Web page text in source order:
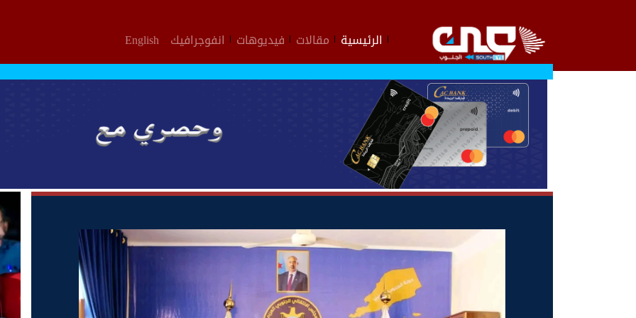
الرئيسية مقالات فيديوهات انفوجرافيك English